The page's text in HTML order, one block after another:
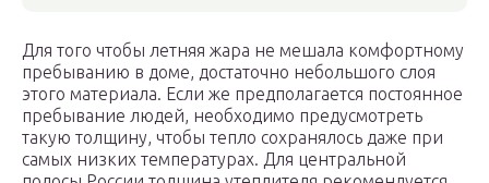
Для того чтобы летняя жара не мешала комфортному
пребыванию в доме, достаточно небольшого слоя
этого материала. Если же предполагается постоянное
пребывание людей, необходимо предусмотреть
такую толщину, чтобы тепло сохранялось даже при
самых низких температурах. Для центральной